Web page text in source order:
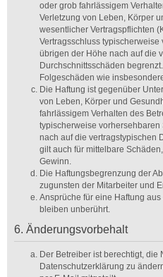
oder grob fahrlässigem
Verletzung von Leben, Körper
wesentlicher Vertragspflichten
Vertragsschluss
übrigen der Höhe nach auf die
Durchschnittsschäden
Folgeschäden wie
Die Haftung ist gegenüber
von Leben, Körper und
fahrlässigem Verhalten des
typischerweise
nach auf die vertragstypischen
gilt auch für mittelbare
Gewinn.
Die Haftungsbegrenzung der
zugunsten der Mitarbeiter und
Ansprüche für eine Haftung
bleiben unberührt.
6. Änderungsvorbehalt
Der Betreiber ist berechtigt,
Datenschutzerklärung zu